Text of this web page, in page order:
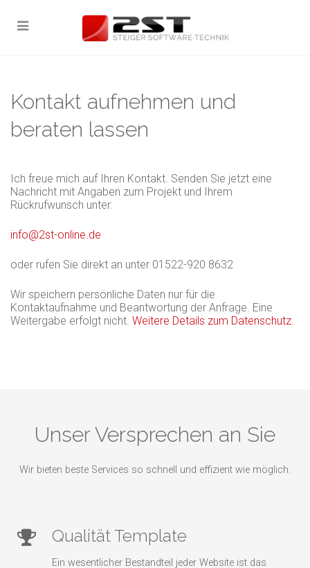
Kontakt aufnehmen und
beraten lassen
Ich freue mich auf Ihren Kontakt. Senden Sie jetzt eine
Nachricht mit Angaben zum Projekt und Ihrem
Rückrufwunsch unter:
info@2st-online.de
oder rufen Sie direkt an unter 01522-920 8632
Wir speichern persönliche Daten nur für die
Kontaktaufnahme und Beantwortung der Anfrage. Eine
Weitergabe erfolgt nicht. Weitere Details zum Datenschutz.
Unser Versprechen an Sie
Wir bieten beste Services so schnell und effizient wie möglich.
Qualität Template
Ein wesentlicher Bestandteil jeder Website ist das